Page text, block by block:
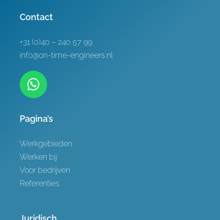
Contact
+31 (0)40 – 240 57 99
info@on-time-engineers.nl
Pagina’s
Werkgebieden
Werken bij
Voor bedrijven
Referenties